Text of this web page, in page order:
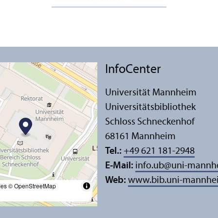
© OpenStreetMap
InfoCenter
Universität Mannheim
Universitäts­bibliothek
Schloss Schneckenhof
68161 Mannheim
Tel.: +49 621 181-2948
E-Mail: info.ub@uni-
Web: www.bib.uni-